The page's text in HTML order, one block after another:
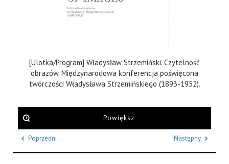
[Ulotka/Program] Władysław Strzemiński. Czytelność
obrazów. Międzynarodowa konferencja poświęcona
twórczości Władysława Strzemińskiego (1893-1952).
Powiększ
Poprzedni Następny